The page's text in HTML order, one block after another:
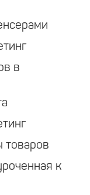
в
товаров
к